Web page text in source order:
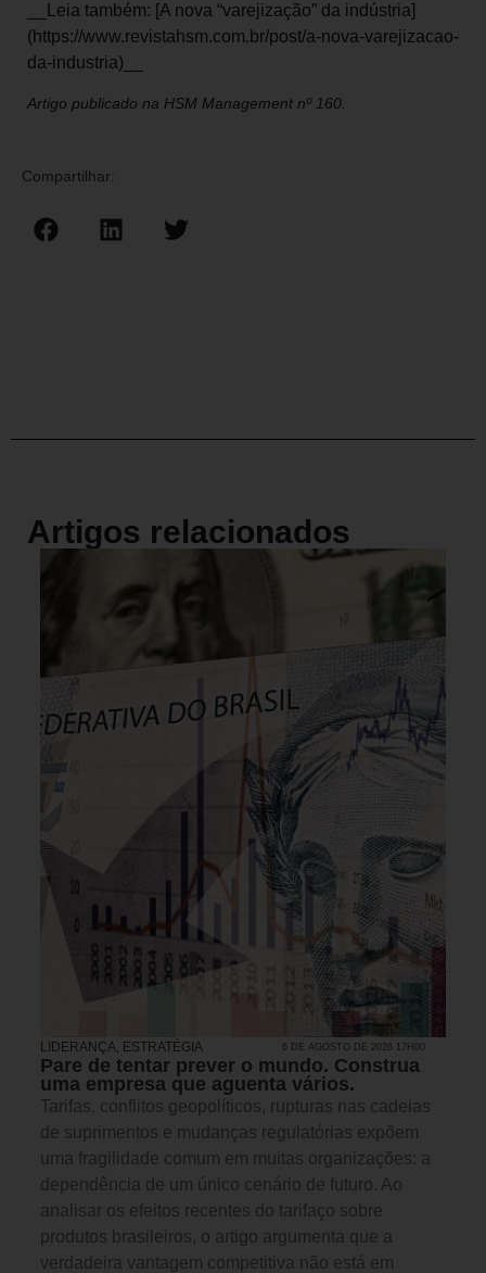
__Leia também: [A nova “varejização” da indústria]
(https://www.revistahsm.com.br/post/a-nova-varejizacao-
da-industria)__
Artigo publicado na HSM Management nº 160.
Compartilhar:
Artigos relacionados
LIDERANÇA, ESTRATÉGIA 6 DE AGOSTO DE 2026 17H00
Pare de tentar prever o mundo. Construa
uma empresa que aguenta vários.
Tarifas, conflitos geopolíticos, rupturas nas cadeias
de suprimentos e mudanças regulatórias expõem
uma fragilidade comum em muitas organizações: a
dependência de um único cenário de futuro. Ao
analisar os efeitos recentes do tarifaço sobre
produtos brasileiros, o artigo argumenta que a
verdadeira vantagem competitiva não está em